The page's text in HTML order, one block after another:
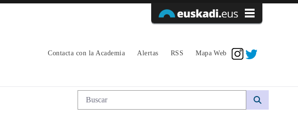
Contacta con la Academia Alertas RSS Mapa Web
Búsqueda web